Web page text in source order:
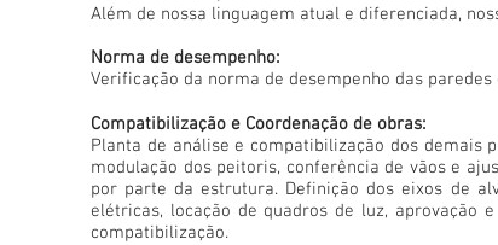
Além de nossa linguagem atual e diferenciada,
Norma de desempenho:
Verificação da norma de desempenho das
Compatibilização e Coordenação de obras:
Planta de análise e compatibilização dos demais
modulação dos peitoris, conferência de vãos e
por parte da estrutura. Definição dos eixos de
elétricas, locação de quadros de luz, aprovação
compatibilização.